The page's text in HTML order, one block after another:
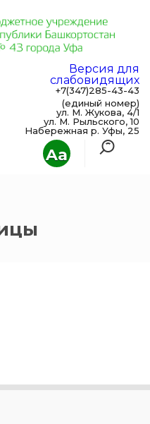
Aa
Версия для
слабовидящих
+7(347)285-43-43
(единый номер)
ул. М. Жукова, 4/1
ул. М. Рыльского, 10
Набережная р. Уфы, 25